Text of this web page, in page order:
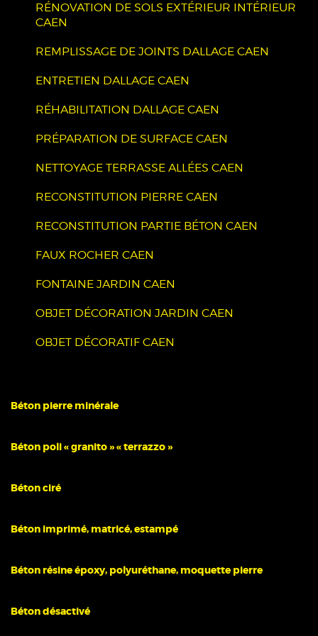
RÉNOVATION DE SOLS EXTÉRIEUR INTÉRIEUR
CAEN
REMPLISSAGE DE JOINTS DALLAGE CAEN
ENTRETIEN DALLAGE CAEN
RÉHABILITATION DALLAGE CAEN
PRÉPARATION DE SURFACE CAEN
NETTOYAGE TERRASSE ALLÉES CAEN
RECONSTITUTION PIERRE CAEN
RECONSTITUTION PARTIE BÉTON CAEN
FAUX ROCHER CAEN
FONTAINE JARDIN CAEN
OBJET DÉCORATION JARDIN CAEN
OBJET DÉCORATIF CAEN
Béton pierre minérale
Béton poli « granito » « terrazzo »
Béton ciré
Béton imprimé, matricé, estampé
Béton résine époxy, polyuréthane, moquette pierre
Béton désactivé